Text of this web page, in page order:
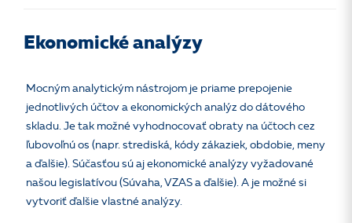
Ekonomické analýzy
Mocným analytickým nástrojom je priame prepojenie
jednotlivých účtov a ekonomických analýz do dátového
skladu. Je tak možné vyhodnocovať obraty na účtoch cez
ľubovoľnú os (napr. strediská, kódy zákaziek, obdobie, meny
a ďalšie). Súčasťou sú aj ekonomické analýzy vyžadované
našou legislatívou (Súvaha, VZAS a ďalšie). A je možné si
vytvoriť ďalšie vlastné analýzy.